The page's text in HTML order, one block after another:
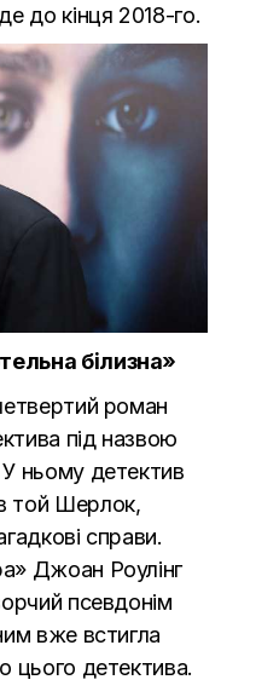
до кінця 2018-го.
білизна»
роман
під назвою
ньому детектив
той Шерлок,
справи.
Джоан Роулінг
псевдонім
вже встигла
цього детектива.